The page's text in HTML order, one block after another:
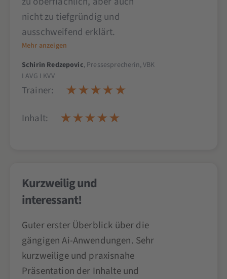
nicht zu tiefgründig und
ausschweifend erklärt.
Mehr anzeigen
Schirin Redzepovic, Pressesprecherin, VBK
I AVG I KVV
Trainer:
Inhalt:
Kurzweilig und
interessant!
Guter erster Überblick über die
gängigen Ai-Anwendungen. Sehr
kurzweilige und praxisnahe
Präsentation der Inhalte und